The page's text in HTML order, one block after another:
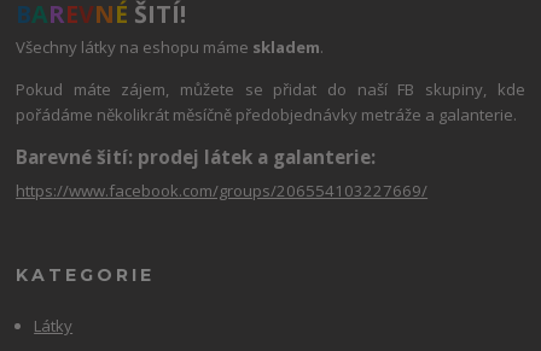
BAREVNÉ ŠITÍ!
Všechny látky na eshopu máme skladem.
Pokud máte zájem, můžete se přidat do naší FB skupiny, kde
pořádáme několikrát měsíčně předobjednávky metráže a galanterie.
Barevné šití: prodej látek a galanterie:
https://www.facebook.com/groups/206554103227669/
KATEGORIE
Látky